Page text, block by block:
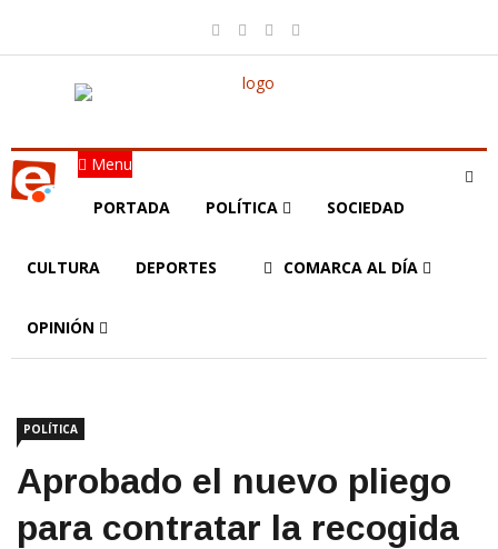
Menu
PORTADA POLÍTICA SOCIEDAD
CULTURA DEPORTES COMARCA AL DÍA
OPINIÓN
POLÍTICA
Aprobado el nuevo pliego
para contratar la recogida